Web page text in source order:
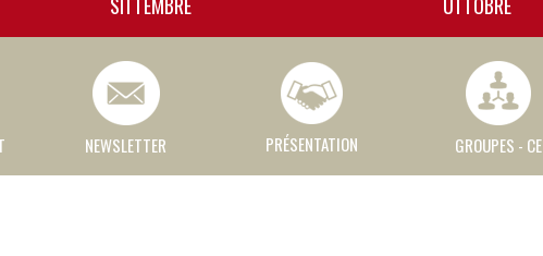
NEWSLETTER PRÉSENTATION GROUPES - CE